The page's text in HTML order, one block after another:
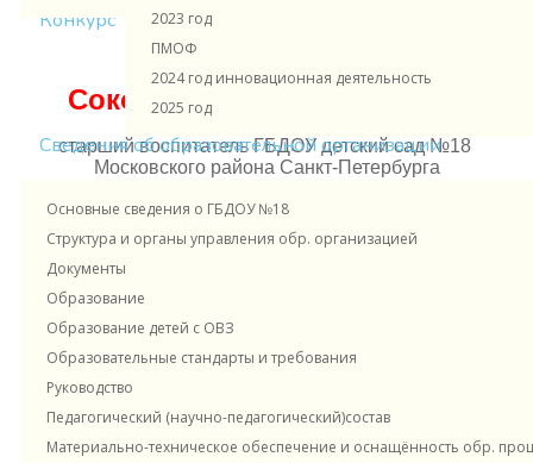
2023 год
ПМОФ
2024 год инновационная деятельность
2025 год
Конкурс
Сведения об образовательной организации
Основные сведения о ГБДОУ №18
Структура и органы управления обр. организацией
Документы
Образование
Образование детей с ОВЗ
Образовательные стандарты и требования
Руководство
Педагогический (научно-педагогический)состав
Материально-техническое обеспечение и оснащённость обр.
Новости и материалы
Внутрифирменное обучение
Соколова Елена Борисовна
старший воспитатель ГБДОУ детский сад №18
Московского района Санкт-Петербурга
Личная страница на сайте ГБДОУ д\с
№18